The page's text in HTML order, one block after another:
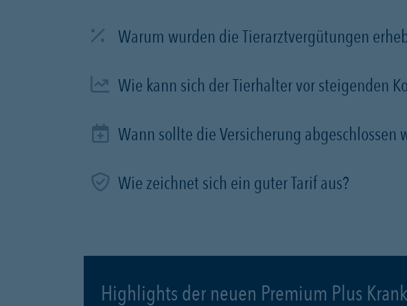
Warum wurden die Tierarztvergütungen
Wie kann sich der Tierhalter vor steigenden
Wann sollte die Versicherung abgeschlossen
Wie zeichnet sich ein guter Tarif aus?
Highlights der neuen Premium Plus